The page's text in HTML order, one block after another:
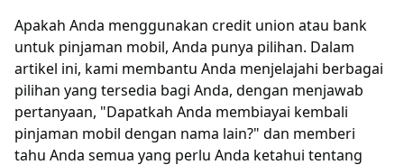
Apakah Anda menggunakan credit union atau bank
untuk pinjaman mobil, Anda punya pilihan. Dalam
artikel ini, kami membantu Anda menjelajahi berbagai
pilihan yang tersedia bagi Anda, dengan menjawab
pertanyaan, "Dapatkah Anda membiayai kembali
pinjaman mobil dengan nama lain?" dan memberi
tahu Anda semua yang perlu Anda ketahui tentang